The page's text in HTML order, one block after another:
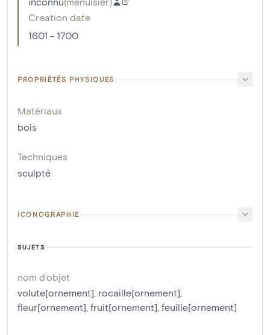
Creation date
1601 - 1700
PROPRIÉTÉS PHYSIQUES
Matériaux
bois
Techniques
sculpté
ICONOGRAPHIE
SUJETS
nom d'objet
volute[ornement], rocaille[ornement],
fleur[ornement], fruit[ornement], feuille[ornement]